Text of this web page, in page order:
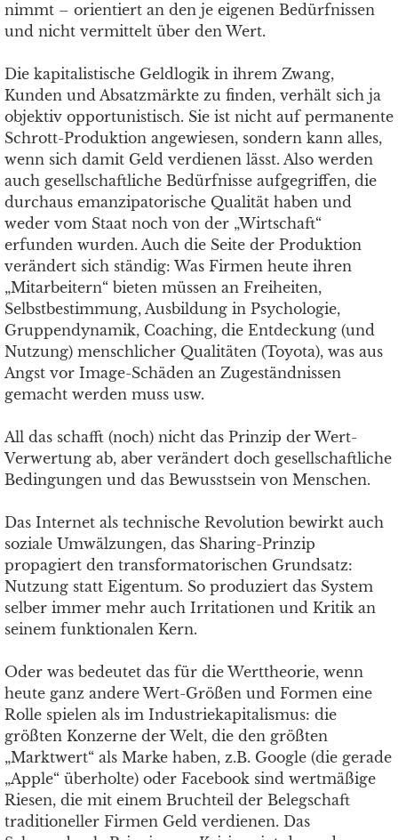
nimmt – orientiert an den je eigenen Bedürfnissen
und nicht vermittelt über den Wert.
Die kapitalistische Geldlogik in ihrem Zwang,
Kunden und Absatzmärkte zu finden, verhält sich ja
objektiv opportunistisch. Sie ist nicht auf permanente
Schrott-Produktion angewiesen, sondern kann alles,
wenn sich damit Geld verdienen lässt. Also werden
auch gesellschaftliche Bedürfnisse aufgegriffen, die
durchaus emanzipatorische Qualität haben und
weder vom Staat noch von der „Wirtschaft“
erfunden wurden. Auch die Seite der Produktion
verändert sich ständig: Was Firmen heute ihren
„Mitarbeitern“ bieten müssen an Freiheiten,
Selbstbestimmung, Ausbildung in Psychologie,
Gruppendynamik, Coaching, die Entdeckung (und
Nutzung) menschlicher Qualitäten (Toyota), was aus
Angst vor Image-Schäden an Zugeständnissen
gemacht werden muss usw.
All das schafft (noch) nicht das Prinzip der Wert-
Verwertung ab, aber verändert doch gesellschaftliche
Bedingungen und das Bewusstsein von Menschen.
Das Internet als technische Revolution bewirkt auch
soziale Umwälzungen, das Sharing-Prinzip
propagiert den transformatorischen Grundsatz:
Nutzung statt Eigentum. So produziert das System
selber immer mehr auch Irritationen und Kritik an
seinem funktionalen Kern.
Oder was bedeutet das für die Werttheorie, wenn
heute ganz andere Wert-Größen und Formen eine
Rolle spielen als im Industriekapitalismus: die
größten Konzerne der Welt, die den größten
„Marktwert“ als Marke haben, z.B. Google (die gerade
„Apple“ überholte) oder Facebook sind wertmäßige
Riesen, die mit einem Bruchteil der Belegschaft
traditioneller Firmen Geld verdienen. Das